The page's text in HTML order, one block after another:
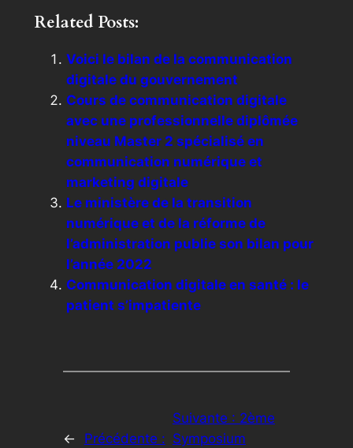
Related Posts:
Voici le bilan de la communication
digitale du gouvernement
Cours de communication digitale
avec une professionnelle diplômée
niveau Master 2 spécialisé en
communication numérique et
marketing digitale
Le ministère de la transition
numérique et de la réforme de
l’administration publie son bilan pour
l’année 2022
Communication digitale en santé : le
patient s’impatiente
←
Précédente :
Suivante : 2ème
Symposium